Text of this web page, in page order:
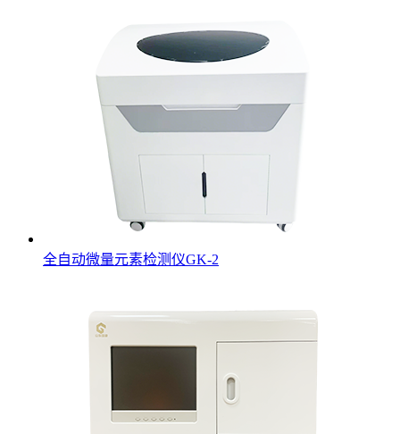
全自动微量元素检测仪GK-2